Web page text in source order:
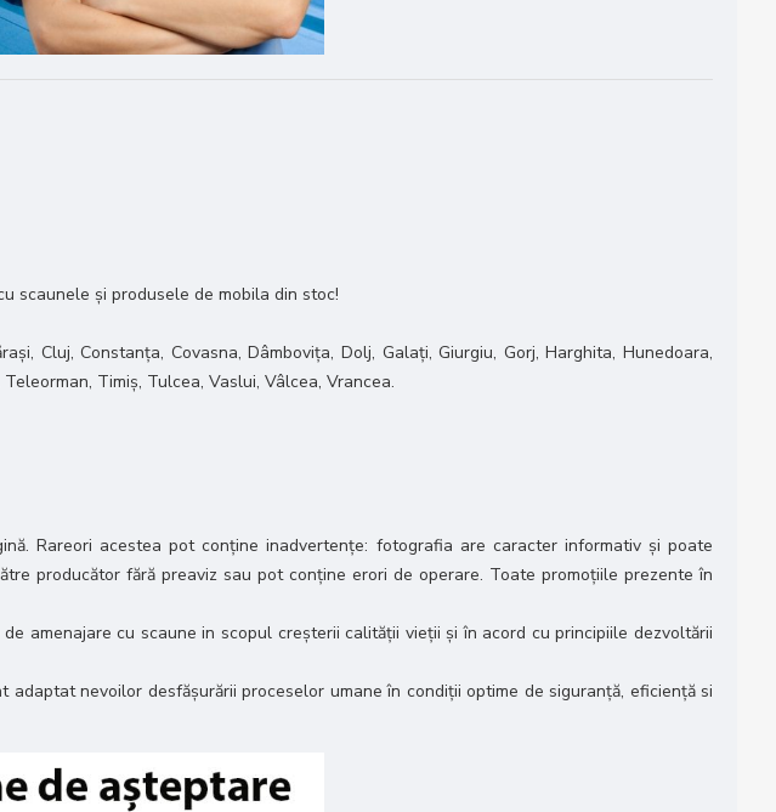
scaunele și produsele de mobila din stoc!
Cluj, Constanța, Covasna, Dâmbovița, Dolj, Galați, Giurgiu, Gorj, Harghita, Hunedoara,
Timiș, Tulcea, Vaslui, Vâlcea, Vrancea.
Rareori acestea pot conține inadvertenţe: fotografia are caracter informativ şi poate
producător fără preaviz sau pot conține erori de operare. Toate promoțiile prezente în
amenajare cu scaune in scopul creșterii calității vieții și în acord cu principiile dezvoltării
nevoilor desfășurării proceselor umane în condiții optime de siguranță, eficiență si